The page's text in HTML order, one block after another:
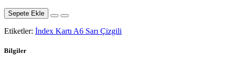
Sepete Ekle
Etiketler: İndex Kartı A6 Sarı Çizgili
Bilgiler